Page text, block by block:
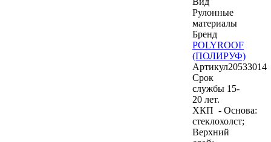
Рулонные
материалы
Бренд
POLYROOF
(ПОЛИРУФ)
Артикул20533014
Срок
службы 15-
20 лет.
ХКП - Основа:
стеклохолст;
Верхний